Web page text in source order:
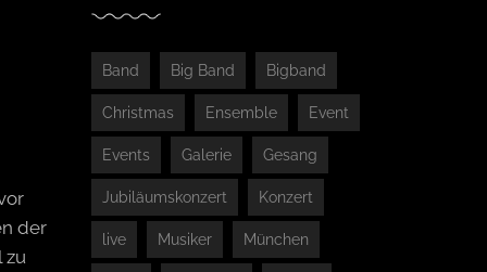
der
zu
Band Big Band Bigband
Christmas Ensemble Event
Events Galerie Gesang
Jubiläumskonzert Konzert
live Musiker München